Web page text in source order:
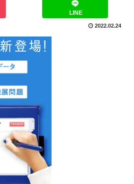
LINE
2022.02.24